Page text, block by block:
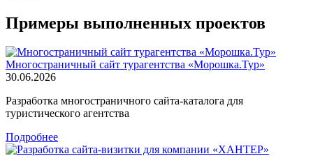
Примеры выполненных проектов
Многостраничный сайт турагентства «Морошка.Тур»
30.06.2026
Разработка многостраничного сайта-каталога для
туристического агентства
Подробнее